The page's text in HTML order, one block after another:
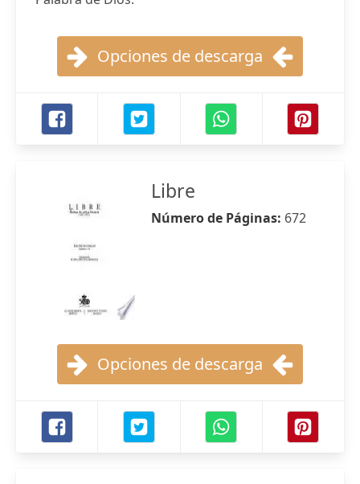
Opciones de descarga
Libre
Número de Páginas: 672
Opciones de descarga